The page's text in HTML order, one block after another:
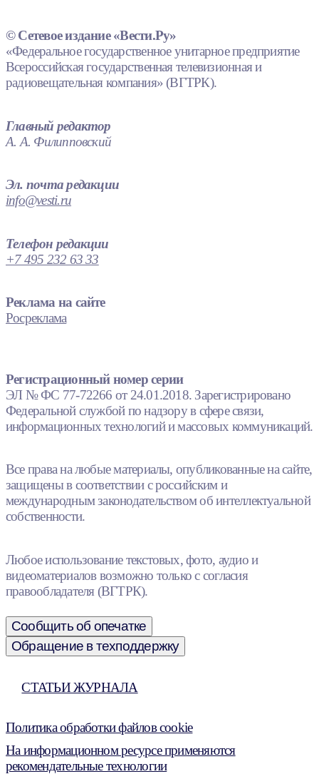
© Сетевое издание «Вести.Ру»
«Федеральное государственное унитарное предприятие
Всероссийская государственная телевизионная и
радиовещательная компания» (ВГТРК).
Главный редактор
А. А. Филипповский
Эл. почта редакции
info@vesti.ru
Телефон редакции
+7 495 232 63 33
Реклама на сайте
Росреклама
Регистрационный номер серии
ЭЛ № ФС 77-72266 от 24.01.2018. Зарегистрировано
Федеральной службой по надзору в сфере связи,
информационных технологий и массовых коммуникаций.
Все права на любые материалы, опубликованные на сайте,
защищены в соответствии с российским и
международным законодательством об интеллектуальной
собственности.
Любое использование текстовых, фото, аудио и
видеоматериалов возможно только с согласия
правообладателя (ВГТРК).
Сообщить об опечатке
Обращение в техподдержку
СТАТЬИ ЖУРНАЛА
Политика обработки файлов cookie
На информационном ресурсе применяются
рекомендательные технологии